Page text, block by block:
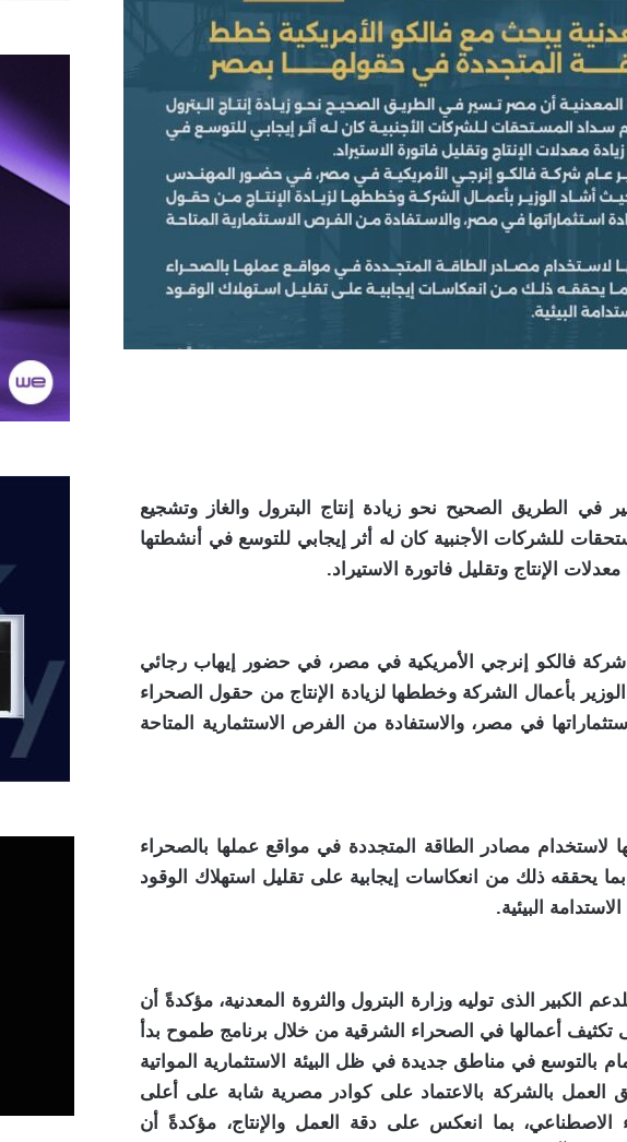
في الطريق الصحيح نحو زيادة إنتاج البترول والغاز وتشجيع
للشركات الأجنبية كان له أثر إيجابي للتوسع في أنشطتها
الإنتاج وتقليل فاتورة الاستيراد.
شركة فالكو إنرجي الأمريكية في مصر، في حضور إيهاب رجائي
بأعمال الشركة وخططها لزيادة الإنتاج من حقول الصحراء
في مصر، والاستفادة من الفرص الاستثمارية المتاحة
مصادر الطاقة المتجددة في مواقع عملها بالصحراء
بما يحققه ذلك من انعكاسات إيجابية على تقليل استهلاك الوقود
البيئية.
الكبير الذى توليه وزارة البترول والثروة المعدنية، مؤكدةً أن
أعمالها في الصحراء الشرقية من خلال برنامج طموح بدأ
بالتوسع في مناطق جديدة في ظل البيئة الاستثمارية المواتية
العمل بالشركة بالاعتماد على كوادر مصرية شابة على أعلى
الاصطناعي، بما انعكس على دقة العمل والإنتاج، مؤكدةً أن